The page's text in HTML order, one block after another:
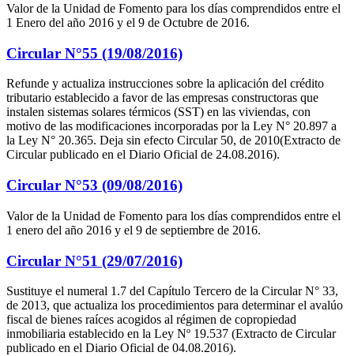
Valor de la Unidad de Fomento para los días comprendidos entre el
1 Enero del año 2016 y el 9 de Octubre de 2016.
Circular N°55 (19/08/2016)
Refunde y actualiza instrucciones sobre la aplicación del crédito
tributario establecido a favor de las empresas constructoras que
instalen sistemas solares térmicos (SST) en las viviendas, con
motivo de las modificaciones incorporadas por la Ley N° 20.897 a
la Ley N° 20.365. Deja sin efecto Circular 50, de 2010(Extracto de
Circular publicado en el Diario Oficial de 24.08.2016).
Circular N°53 (09/08/2016)
Valor de la Unidad de Fomento para los días comprendidos entre el
1 enero del año 2016 y el 9 de septiembre de 2016.
Circular N°51 (29/07/2016)
Sustituye el numeral 1.7 del Capítulo Tercero de la Circular N° 33,
de 2013, que actualiza los procedimientos para determinar el avalúo
fiscal de bienes raíces acogidos al régimen de copropiedad
inmobiliaria establecido en la Ley Nº 19.537 (Extracto de Circular
publicado en el Diario Oficial de 04.08.2016).